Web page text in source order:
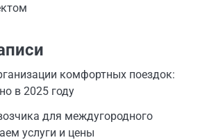
комфортных поездок:
в 2025 году
для междугородного
услуги и цены